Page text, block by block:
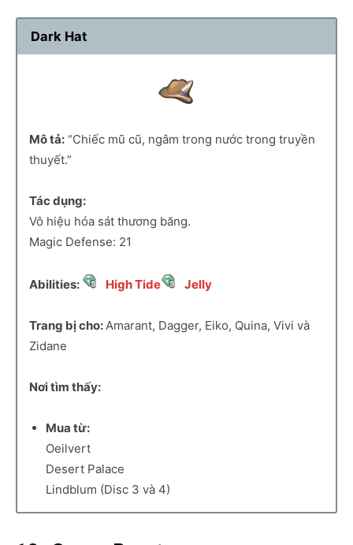
Dark Hat
Mô tả: “Chiếc mũ cũ, ngâm trong nước trong truyền
thuyết.”
Tác dụng:
Vô hiệu hóa sát thương băng.
Magic Defense: 21
Abilities: High Tide Jelly
Trang bị cho: Amarant, Dagger, Eiko, Quina, Vivi và
Zidane
Nơi tìm thấy:
Mua từ:
Oeilvert
Desert Palace
Lindblum (Disc 3 và 4)